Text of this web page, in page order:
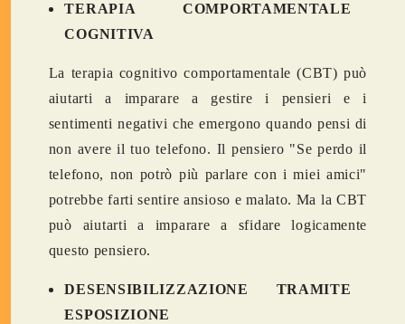
TERAPIA COMPORTAMENTALE
COGNITIVA
La terapia cognitivo comportamentale (CBT) può
aiutarti a imparare a gestire i pensieri e i
sentimenti negativi che emergono quando pensi di
non avere il tuo telefono. Il pensiero "Se perdo il
telefono, non potrò più parlare con i miei amici"
potrebbe farti sentire ansioso e malato. Ma la CBT
può aiutarti a imparare a sfidare logicamente
questo pensiero.
DESENSIBILIZZAZIONE TRAMITE
ESPOSIZIONE